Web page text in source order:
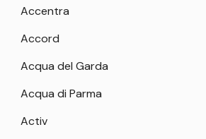
Accentra
Accord
Acqua del Garda
Acqua di Parma
Activ